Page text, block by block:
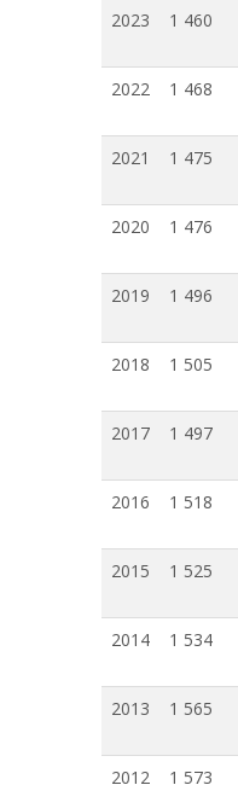
2023
1 460
2022
1 468
2021
1 475
2020
1 476
2019
1 496
2018
1 505
2017
1 497
2016
1 518
2015
1 525
2014
1 534
2013
1 565
2012
1 573